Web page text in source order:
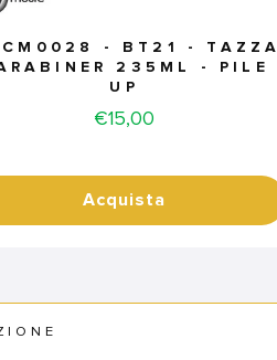
- BT21 - TAZZA
235ML - PILE
UP
Price
€15,00
Acquista